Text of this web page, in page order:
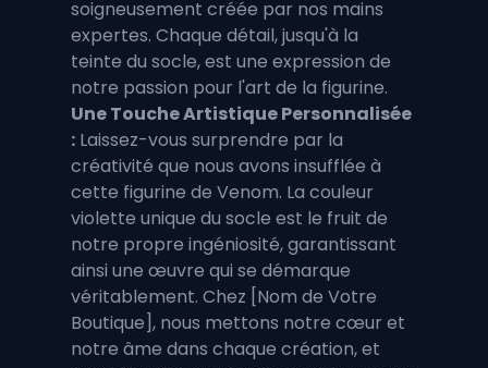
soigneusement créée par nos mains
expertes. Chaque détail, jusqu'à la
teinte du socle, est une expression de
notre passion pour l'art de la figurine.
Une Touche Artistique Personnalisée
: Laissez-vous surprendre par la
créativité que nous avons insufflée à
cette figurine de Venom. La couleur
violette unique du socle est le fruit de
notre propre ingéniosité, garantissant
ainsi une œuvre qui se démarque
véritablement. Chez [Nom de Votre
Boutique], nous mettons notre cœur et
notre âme dans chaque création, et